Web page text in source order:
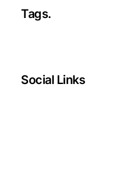
Tags.
Social Links